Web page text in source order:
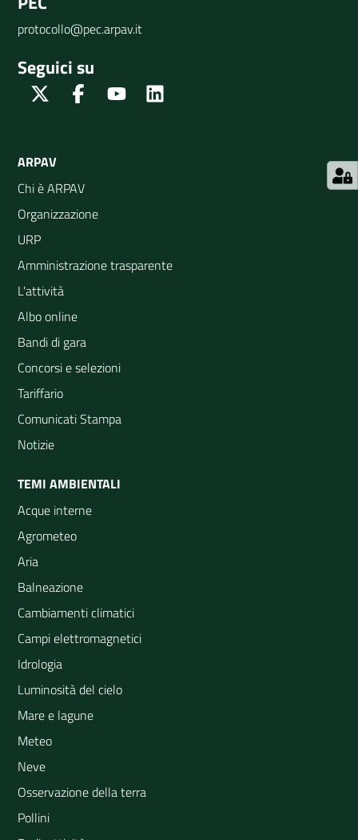
protocollo@pec.arpav.it
Seguici su
Twitter FacebookYoutube
ARPAV
Chi è ARPAV
Organizzazione
URP
Amministrazione trasparente
L'attività
Albo online
Bandi di gara
Concorsi e selezioni
Tariffario
Comunicati Stampa
Notizie
TEMI AMBIENTALI
Acque interne
Agrometeo
Aria
Balneazione
Cambiamenti climatici
Campi elettromagnetici
Idrologia
Luminosità del cielo
Mare e lagune
Meteo
Neve
Osservazione della terra
Pollini